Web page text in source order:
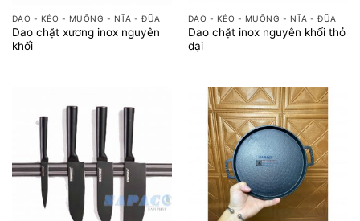
DAO - KÉO - MUỖNG - NĨA - ĐŨA
Dao chặt xương inox nguyên
khối
DAO - KÉO - MUỖNG - NĨA - ĐŨA
Dao chặt inox nguyên khối thỏ
đại